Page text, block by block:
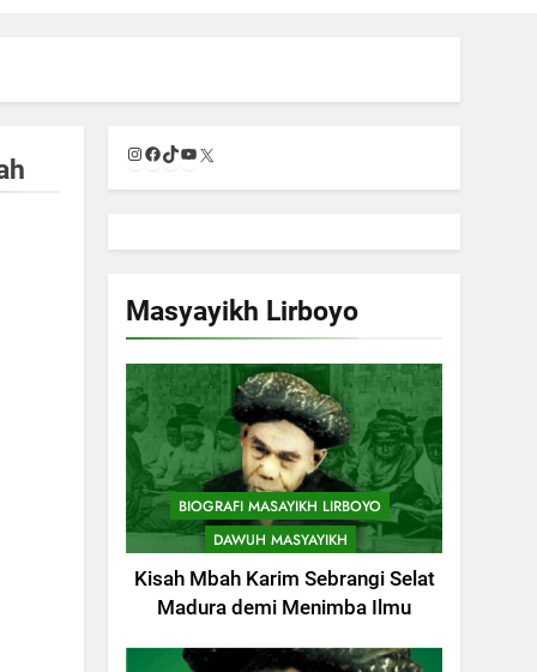
Instagram
Facebook
TikTok
YouTube
Masyayikh Lirboyo
BIOGRAFI MASAYIKH LIRBOYO
DAWUH MASYAYIKH
Kisah Mbah Karim Sebrangi Selat
Madura demi Menimba Ilmu